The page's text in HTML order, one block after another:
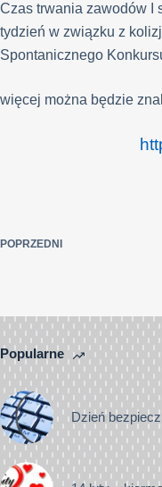
Czas trwania zawodów I
tydzień w związku z
Spontanicznego
więcej można będzie
POPRZEDNI
Popularne
Dzień